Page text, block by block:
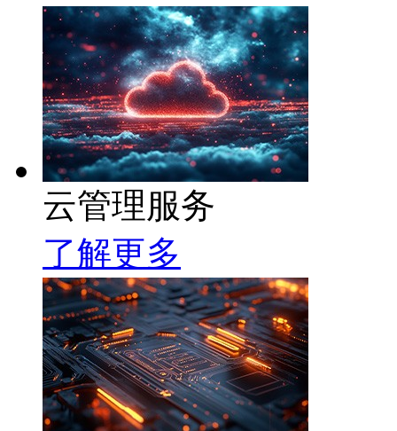
云管理服务
了解更多